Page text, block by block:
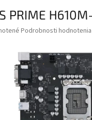
PRIME
Podrobnosti hodnotenia